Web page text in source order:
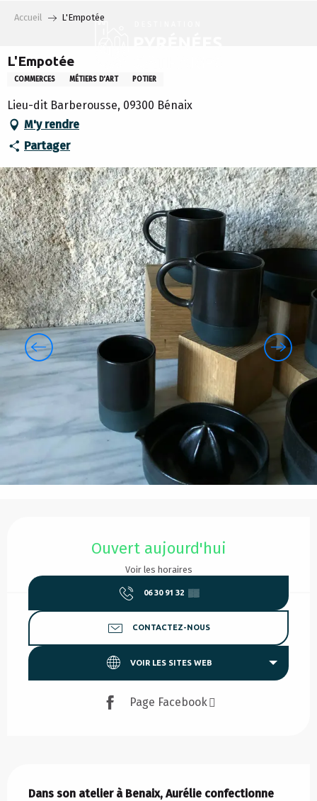
principal
Accueil L'Empotée
L'Empotée
COMMERCES MÉTIERS D’ART POTIER
Lieu-dit Barberousse, 09300 Bénaix
M'y rendre
Partager
Ouvert aujourd'hui
Voir les horaires
06 30 91 32 ▒▒
CONTACTEZ-NOUS
VOIR LES SITES WEB
Page Facebook
Dans son atelier à Benaix, Aurélie confectionne